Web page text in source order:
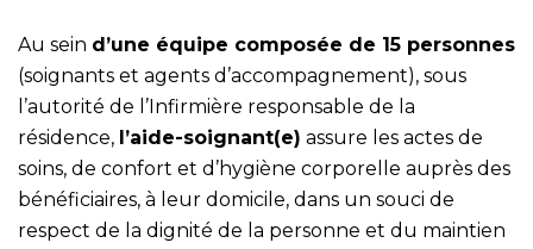
Au sein d’une équipe composée de 15 personnes
(soignants et agents d’accompagnement), sous
l’autorité de l’Infirmière responsable de la
résidence, l’aide-soignant(e) assure les actes de
soins, de confort et d’hygiène corporelle auprès des
bénéficiaires, à leur domicile, dans un souci de
respect de la dignité de la personne et du maintien